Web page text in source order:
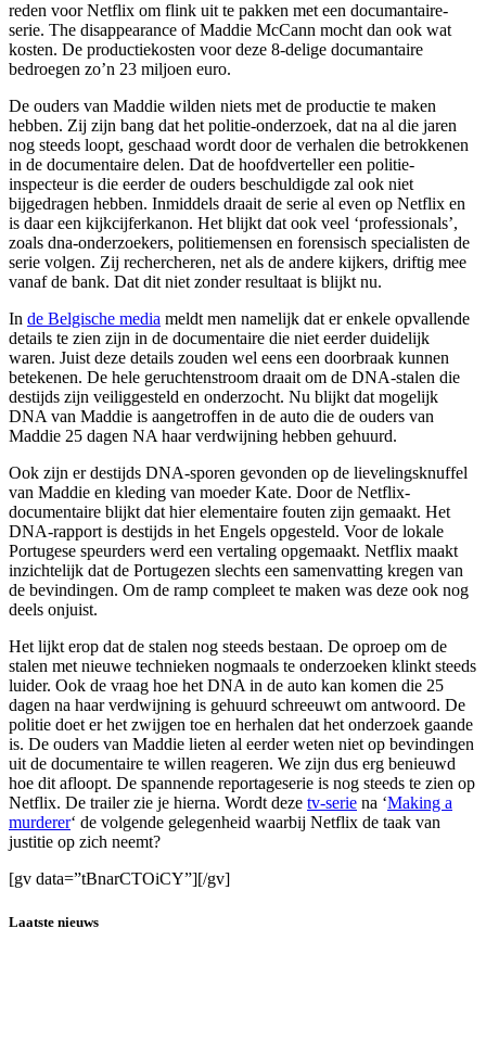
reden voor Netflix om flink uit te pakken met een documantaire-
serie. The disappearance of Maddie McCann mocht dan ook wat
kosten. De productiekosten voor deze 8-delige documantaire
bedroegen zo’n 23 miljoen euro.
De ouders van Maddie wilden niets met de productie te maken
hebben. Zij zijn bang dat het politie-onderzoek, dat na al die jaren
nog steeds loopt, geschaad wordt door de verhalen die betrokkenen
in de documentaire delen. Dat de hoofdverteller een politie-
inspecteur is die eerder de ouders beschuldigde zal ook niet
bijgedragen hebben. Inmiddels draait de serie al even op Netflix en
is daar een kijkcijferkanon. Het blijkt dat ook veel ‘professionals’,
zoals dna-onderzoekers, politiemensen en forensisch specialisten de
serie volgen. Zij rechercheren, net als de andere kijkers, driftig mee
vanaf de bank. Dat dit niet zonder resultaat is blijkt nu.
In de Belgische media meldt men namelijk dat er enkele opvallende
details te zien zijn in de documentaire die niet eerder duidelijk
waren. Juist deze details zouden wel eens een doorbraak kunnen
betekenen. De hele geruchtenstroom draait om de DNA-stalen die
destijds zijn veiliggesteld en onderzocht. Nu blijkt dat mogelijk
DNA van Maddie is aangetroffen in de auto die de ouders van
Maddie 25 dagen NA haar verdwijning hebben gehuurd.
Ook zijn er destijds DNA-sporen gevonden op de lievelingsknuffel
van Maddie en kleding van moeder Kate. Door de Netflix-
documentaire blijkt dat hier elementaire fouten zijn gemaakt. Het
DNA-rapport is destijds in het Engels opgesteld. Voor de lokale
Portugese speurders werd een vertaling opgemaakt. Netflix maakt
inzichtelijk dat de Portugezen slechts een samenvatting kregen van
de bevindingen. Om de ramp compleet te maken was deze ook nog
deels onjuist.
Het lijkt erop dat de stalen nog steeds bestaan. De oproep om de
stalen met nieuwe technieken nogmaals te onderzoeken klinkt steeds
luider. Ook de vraag hoe het DNA in de auto kan komen die 25
dagen na haar verdwijning is gehuurd schreeuwt om antwoord. De
politie doet er het zwijgen toe en herhalen dat het onderzoek gaande
is. De ouders van Maddie lieten al eerder weten niet op bevindingen
uit de documentaire te willen reageren. We zijn dus erg benieuwd
hoe dit afloopt. De spannende reportageserie is nog steeds te zien op
Netflix. De trailer zie je hierna. Wordt deze tv-serie na ‘Making a
murderer‘ de volgende gelegenheid waarbij Netflix de taak van
justitie op zich neemt?
[gv data=”tBnarCTOiCY”][/gv]
Laatste nieuws